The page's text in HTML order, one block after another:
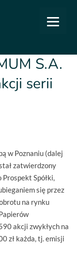
S.A.
serii
w Poznaniu (dalej
zatwierdzony
Spółki,
się przez
na rynku
akcji zwykłych na
zł każda, tj. emisji